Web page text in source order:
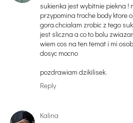
sukienka jest wybitnie piekna !
przypomina troche body ktore
gora.chcialam zrobic z tego
jest sliczna a co to bolu
wiem cos na ten temat i mi
dosyc mocno
pozdrawiam dzikilisek.
Reply
Kalina